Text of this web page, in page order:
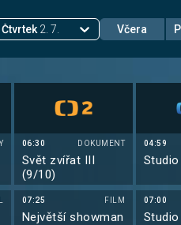
Čtvrtek 2. 7. Včera
06:30 DOKUMENT
Svět zvířat III
(9/10)
07:25 FILM
Největší showman
04:59
Studio
07:00